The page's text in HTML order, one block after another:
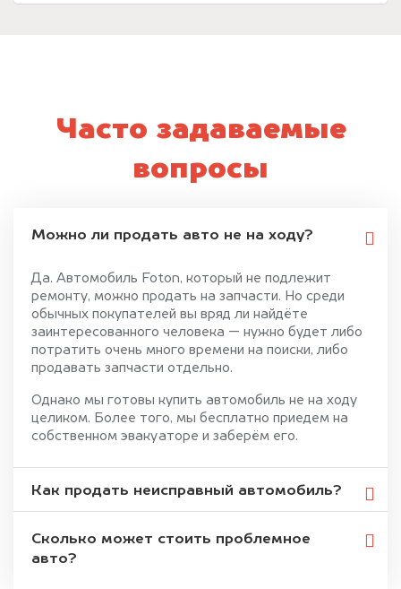
Часто задаваемые
вопросы
Можно ли продать авто не на ходу?
Да. Автомобиль Foton, который не подлежит
ремонту, можно продать на запчасти. Но среди
обычных покупателей вы вряд ли найдёте
заинтересованного человека — нужно будет либо
потратить очень много времени на поиски, либо
продавать запчасти отдельно.
Однако мы готовы купить автомобиль не на ходу
целиком. Более того, мы бесплатно приедем на
собственном эвакуаторе и заберём его.
Как продать неисправный автомобиль?
Сколько может стоить проблемное
авто?